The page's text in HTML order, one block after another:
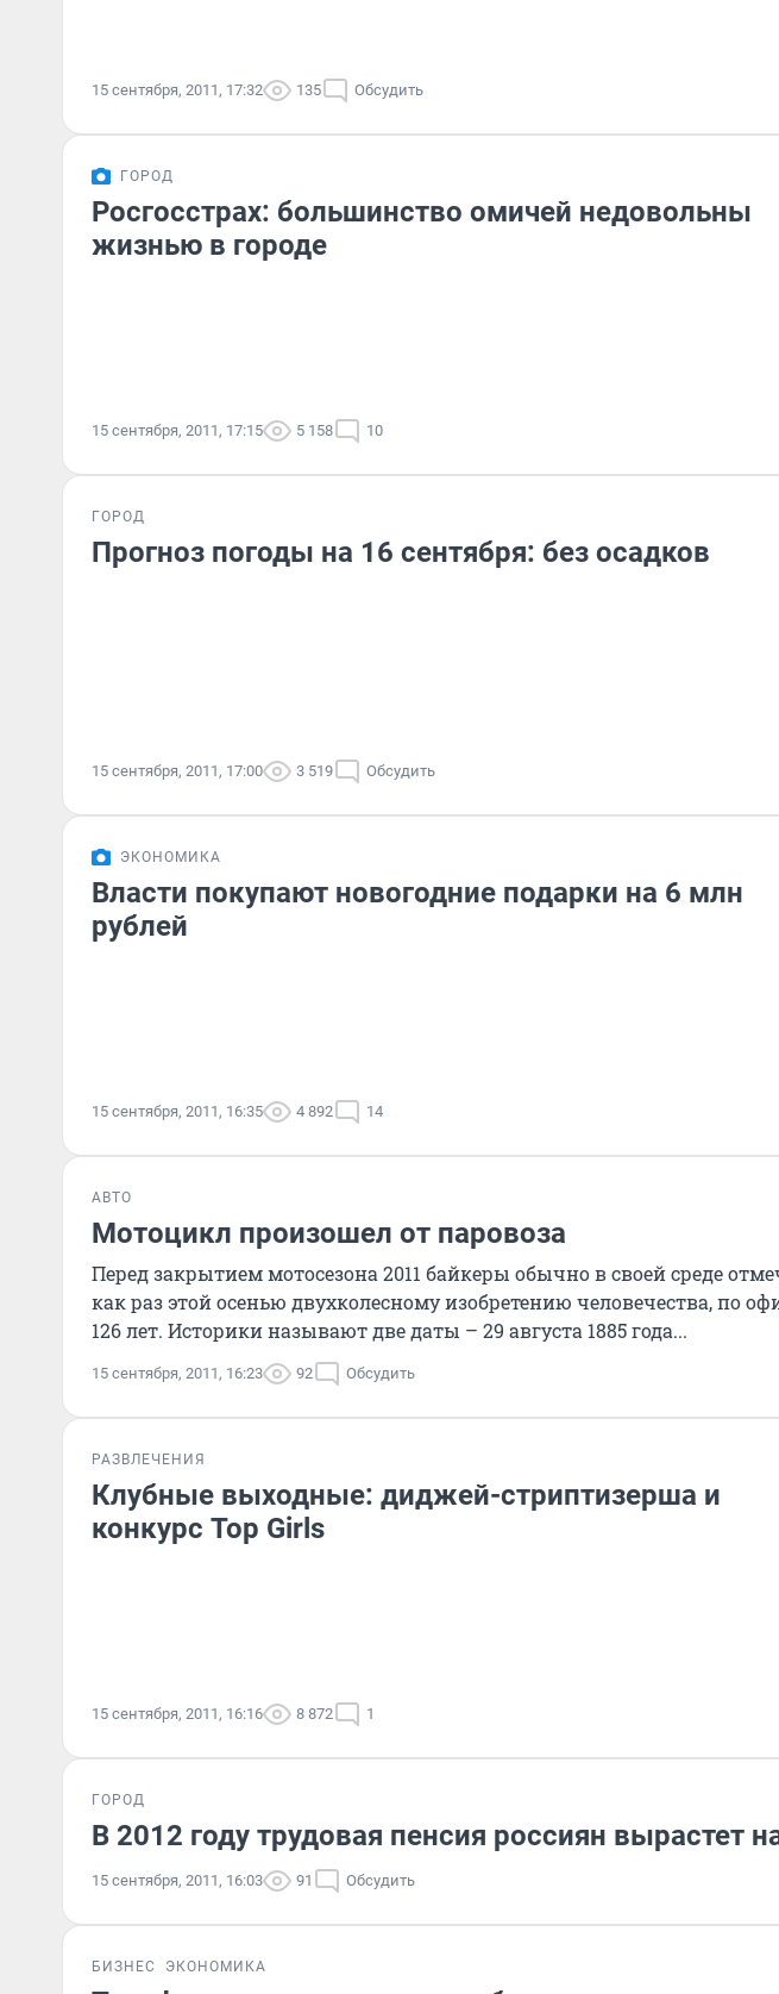
15 сентября, 2011, 17:32 135 Обсудить
ГОРОД
Росгосстрах: большинство омичей недовольны
жизнью в городе
15 сентября, 2011, 17:15 5 158 10
ГОРОД
Прогноз погоды на 16 сентября: без осадков
15 сентября, 2011, 17:00 3 519 Обсудить
ЭКОНОМИКА
Власти покупают новогодние подарки на 6 млн
рублей
15 сентября, 2011, 16:35 4 892 14
АВТО
Мотоцикл произошел от паровоза
Перед закрытием мотосезона 2011 байкеры обычно в своей среде
как раз этой осенью двухколесному изобретению человечества, по
126 лет. Историки называют две даты – 29 августа 1885 года...
15 сентября, 2011, 16:23 92 Обсудить
РАЗВЛЕЧЕНИЯ
Клубные выходные: диджей-стриптизерша и
конкурс Top Girls
15 сентября, 2011, 16:16 8 872 1
ГОРОД
В 2012 году трудовая пенсия россиян вырастет
15 сентября, 2011, 16:03 91 Обсудить
БИЗНЕС ЭКОНОМИКА